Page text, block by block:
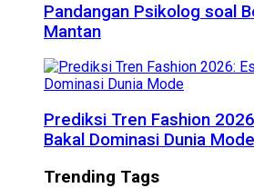
Pandangan Psikolog soal
Mantan
Prediksi Tren Fashion
Bakal Dominasi Dunia Mode
Trending Tags